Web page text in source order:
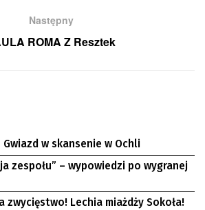
Następny
ROMA Z Resztek
w skansenie w Ochli
zespołu” – wypowiedzi po wygranej
zwycięstwo! Lechia miażdży Sokoła!